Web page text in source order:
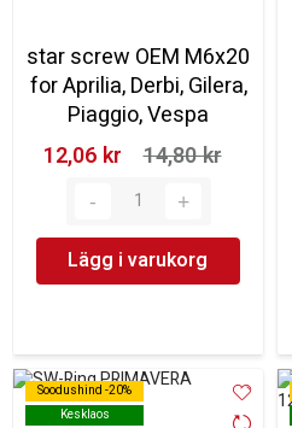
star screw OEM M6x20
for Aprilia, Derbi, Gilera,
Piaggio, Vespa
12,06 kr‎
14,80 kr‎
Lägg i varukorg
Soodushind -20%
Kesklaos
Soodushind -20%
Kesklaos